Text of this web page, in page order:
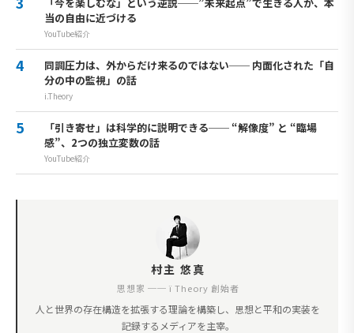
当の自由に近づける
YouTube紹介
同調圧力は、外からだけ来るのではない── 内面化された「自
分の中の監視」の話
i.Theory
「引き寄せ」は科学的に説明できる── “解像度” と “臨場
感”、2つの独立変数の話
YouTube紹介
村主 悠真
思想家 ── ï Theory 創始者
人と世界の存在構造を拡張する理論を構築し、思想と平和の実装を
記録するメディアを主宰。